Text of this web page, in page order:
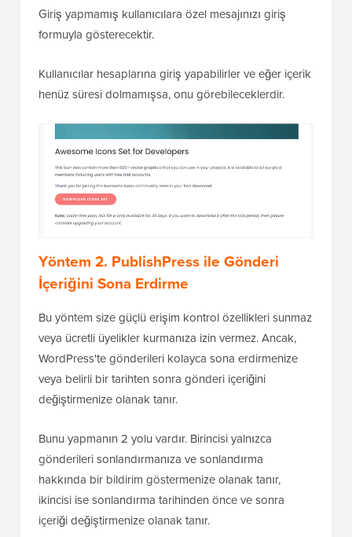
Giriş yapmamış kullanıcılara özel mesajınızı giriş
formuyla gösterecektir.
Kullanıcılar hesaplarına giriş yapabilirler ve eğer içerik
henüz süresi dolmamışsa, onu görebileceklerdir.
Yöntem 2. PublishPress ile Gönderi
İçeriğini Sona Erdirme
Bu yöntem size güçlü erişim kontrol özellikleri sunmaz
veya ücretli üyelikler kurmanıza izin vermez. Ancak,
WordPress'te gönderileri kolayca sona erdirmenize
veya belirli bir tarihten sonra gönderi içeriğini
değiştirmenize olanak tanır.
Bunu yapmanın 2 yolu vardır. Birincisi yalnızca
gönderileri sonlandırmanıza ve sonlandırma
hakkında bir bildirim göstermenize olanak tanır,
ikincisi ise sonlandırma tarihinden önce ve sonra
içeriği değiştirmenize olanak tanır.